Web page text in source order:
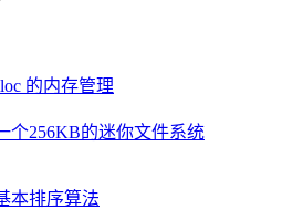
的内存管理
个256KB的迷你文件系统
本排序算法